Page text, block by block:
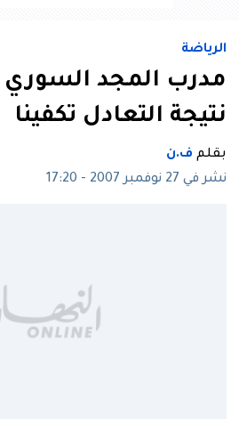
الرياضة
مدرب المجد السوري
نتيجة التعادل تكفينا
بقلم ف.ن
نشر في 27 نوفمبر 2007 - 17:20